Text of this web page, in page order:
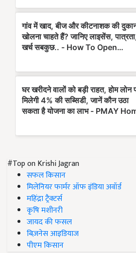
#Top on Krishi Jagran
सफल किसान
मिलेनियर फार्मर ऑफ इंडिया अवॉर्ड
महिंद्रा ट्रैक्टर्स
कृषि मशीनरी
जायद की फसल
बिज़नेस आइडियाज
पीएम किसान